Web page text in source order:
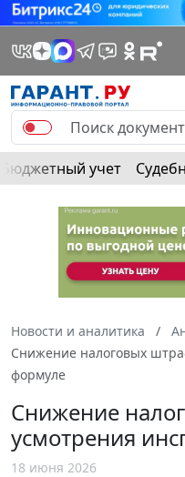
Бюджетный учет
Новости и аналитика
Снижение налоговых
формуле
Снижение
усмотрения
18 июня 2026